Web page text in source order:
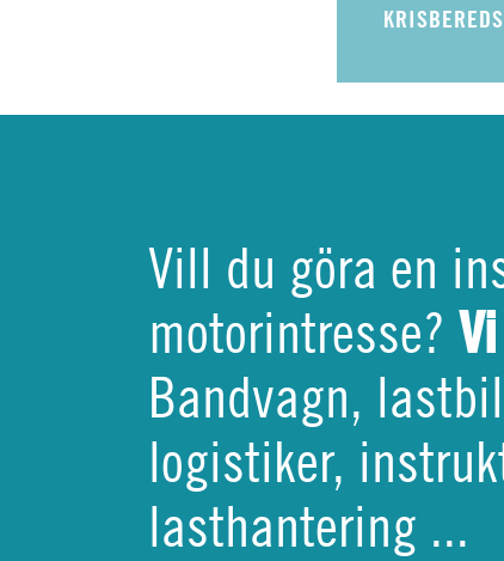
Vill du göra en
motorintresse?
Bandvagn,
logistiker,
lasthantering ...